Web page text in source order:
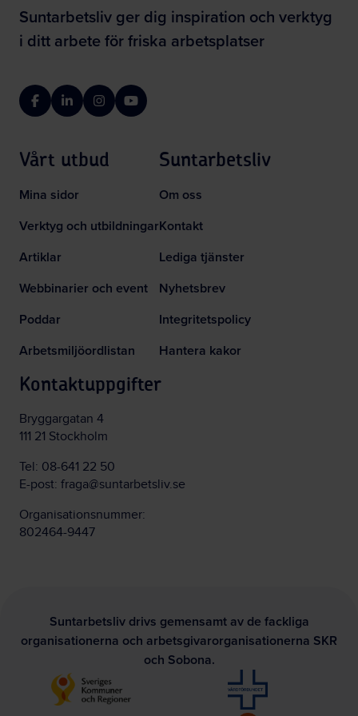
Suntarbetsliv ger dig inspiration och verktyg
i ditt arbete för friska arbetsplatser
FacebookLinkedInInstagramYouTube
Vårt utbud
Mina sidor
Verktyg och utbildningar
Artiklar
Webbinarier och event
Poddar
Arbetsmiljöordlistan
Suntarbetsliv
Om oss
Kontakt
Lediga tjänster
Nyhetsbrev
Integritetspolicy
Hantera kakor
Kontaktuppgifter
Bryggargatan 4
111 21 Stockholm
Tel: 08-641 22 50
E-post: fraga@suntarbetsliv.se
Organisationsnummer:
802464-9447
Suntarbetsliv drivs gemensamt av de fackliga
organisationerna och arbetsgivarorganisationerna SKR
och Sobona.